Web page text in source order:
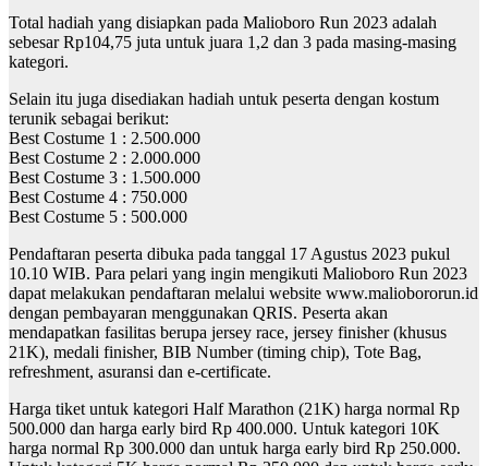
Total hadiah yang disiapkan pada Malioboro Run 2023 adalah
sebesar Rp104,75 juta untuk juara 1,2 dan 3 pada masing-masing
kategori.
Selain itu juga disediakan hadiah untuk peserta dengan kostum
terunik sebagai berikut:
Best Costume 1 : 2.500.000
Best Costume 2 : 2.000.000
Best Costume 3 : 1.500.000
Best Costume 4 : 750.000
Best Costume 5 : 500.000
Pendaftaran peserta dibuka pada tanggal 17 Agustus 2023 pukul
10.10 WIB. Para pelari yang ingin mengikuti Malioboro Run 2023
dapat melakukan pendaftaran melalui website www.maliobororun.id
dengan pembayaran menggunakan QRIS. Peserta akan
mendapatkan fasilitas berupa jersey race, jersey finisher (khusus
21K), medali finisher, BIB Number (timing chip), Tote Bag,
refreshment, asuransi dan e-certificate.
Harga tiket untuk kategori Half Marathon (21K) harga normal Rp
500.000 dan harga early bird Rp 400.000. Untuk kategori 10K
harga normal Rp 300.000 dan untuk harga early bird Rp 250.000.